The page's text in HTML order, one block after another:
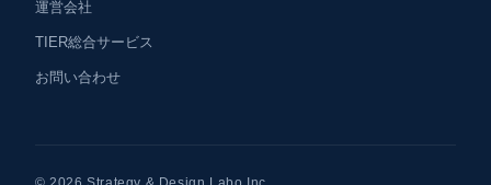
運営会社
TIER総合サービス
お問い合わせ